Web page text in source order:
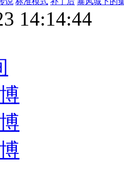
14:14:44